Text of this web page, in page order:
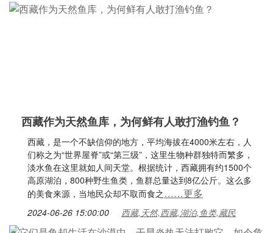
西藏作为天然鱼库，为何鲜有人敢打渔钓鱼？
西藏，是一个不缺信仰的地方，平均海拔在4000米左右，人
们称之为“世界屋脊”或“第三级”，这里生物种群独特而繁多，
淡水鱼在这里就如人间天堂。根据统计，西藏拥有约1500个
高原湖泊，800种野生鱼类，鱼群总量达到8亿公斤。这么多
的美食来源，当地民众却不取而食之……更多
2024-06-26 15:00:00 西藏,天然,西藏,湖泊,鱼类,藏民